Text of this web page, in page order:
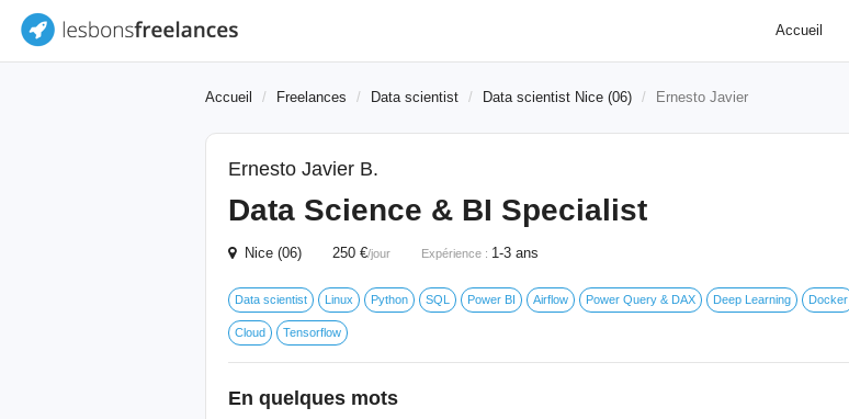
Accueil
Accueil Freelances Data scientist Data scientist Nice (06) Ernesto Javier
Ernesto Javier B.
Data Science & BI Specialist
Nice (06) 250 €/jour Expérience : 1-3 ans
Data scientist Linux Python SQL Power BI Airflow Power Query & DAX Deep Learning Docker
Cloud Tensorflow
En quelques mots